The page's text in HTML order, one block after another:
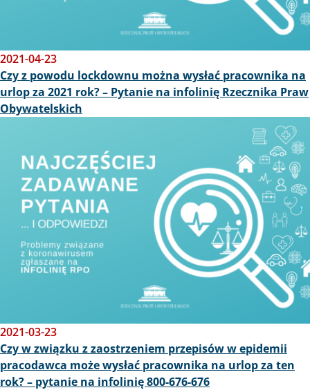
2021-04-23
Czy z powodu lockdownu można wysłać pracownika na
urlop za 2021 rok? – Pytanie na infolinię Rzecznika Praw
Obywatelskich
2021-03-23
Czy w związku z zaostrzeniem przepisów w epidemii
pracodawca może wysłać pracownika na urlop za ten
rok? – pytanie na infolinię 800-676-676